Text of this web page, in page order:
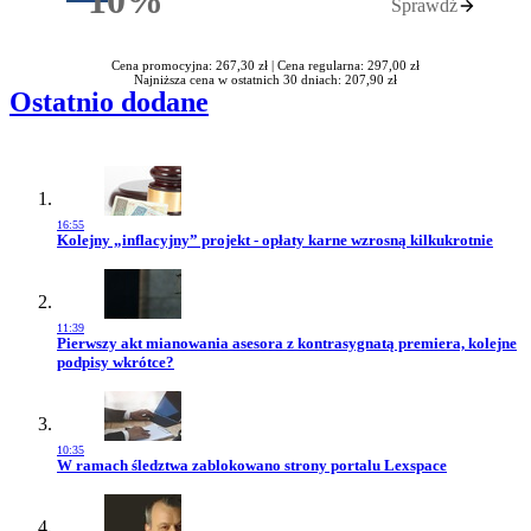
Rabatu Sprawdź
Cena promocyjna: 267,30 zł | Cena regularna: 297,00 zł
Najniższa cena w ostatnich 30 dniach: 207,90 zł
Ostatnio dodane
16:55
Przejdź do artykułu:
Kolejny „inflacyjny” projekt - opłaty karne wzrosną kilkukrotnie
11:39
Przejdź do artykułu:
Pierwszy akt mianowania asesora z kontrasygnatą premiera, kolejne
podpisy wkrótce?
10:35
Przejdź do artykułu:
W ramach śledztwa zablokowano strony portalu Lexspace